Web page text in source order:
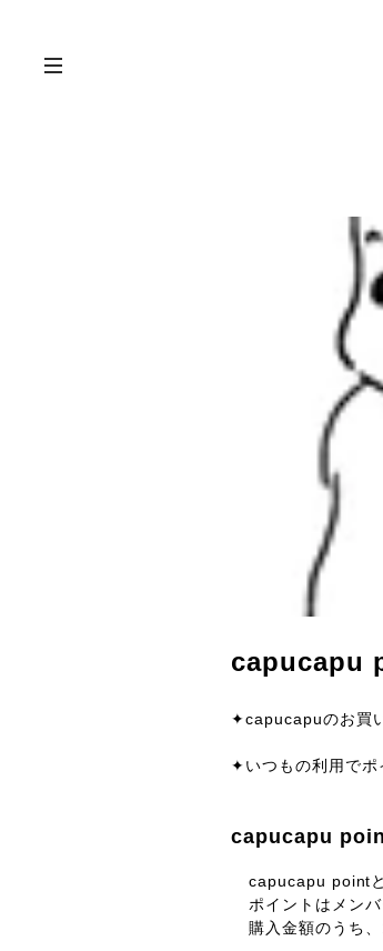
capucapu
✦capucapuのお買
✦いつもの利用でポ
capucapu
capucapu point
ポイントはメン
購入金額のうち